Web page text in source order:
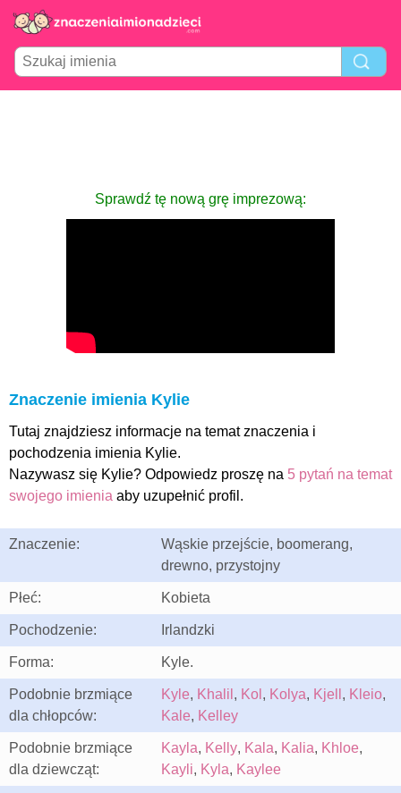
Sprawdź tę nową grę imprezową:
Znaczenie imienia Kylie
Tutaj znajdziesz informacje na temat znaczenia i
pochodzenia imienia Kylie.
Nazywasz się Kylie? Odpowiedz proszę na 5 pytań na temat
swojego imienia aby uzupełnić profil.
Znaczenie:
Wąskie przejście, boomerang,
drewno, przystojny
Płeć: Kobieta
Pochodzenie: Irlandzki
Forma: Kyle.
Podobnie brzmiące
dla chłopców:
Kyle, Khalil , Kol , Kolya, Kjell , Kleio,
Kale, Kelley
Podobnie brzmiące
dla dziewcząt:
Kayla, Kelly, Kala, Kalia, Khloe,
Kayli, Kyla, Kaylee